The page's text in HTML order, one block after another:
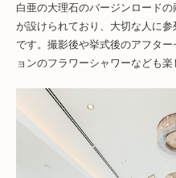
白亜の大理石のバージンロード
が設けられており、大切な人に
です。撮影後や挙式後のアフタ
ョンのフラワーシャワーなども楽